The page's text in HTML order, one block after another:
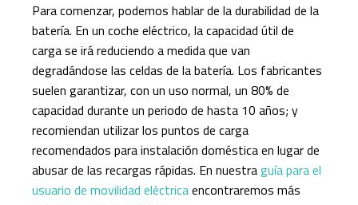
Para comenzar, podemos hablar de la durabilidad de la
batería. En un coche eléctrico, la capacidad útil de
carga se irá reduciendo a medida que van
degradándose las celdas de la batería. Los fabricantes
suelen garantizar, con un uso normal, un 80% de
capacidad durante un periodo de hasta 10 años; y
recomiendan utilizar los puntos de carga
recomendados para instalación doméstica en lugar de
abusar de las recargas rápidas. En nuestraguía para el
usuario de movilidad eléctricaencontraremos más